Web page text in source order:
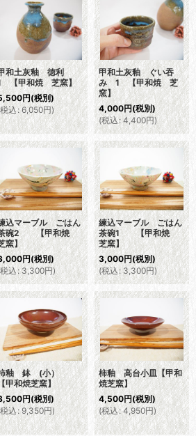
和土灰釉 徳利
【甲和焼 芝窯】
円(税別)
税込: 6,050円)
甲和土灰釉 ぐい吞
み 1 【甲和焼 芝
窯】
4,000円(税別)
(税込: 4,400円)
込マーブル ごはん
碗2 【甲和焼
窯】
円(税別)
税込: 3,300円)
練込マーブル ごはん
茶碗1 【甲和焼
芝窯】
3,000円(税別)
(税込: 3,300円)
釉 鉢 (小）
甲和焼芝窯】
円(税別)
税込: 9,350円)
柿釉 高台小皿【甲和
焼芝窯】
4,500円(税別)
(税込: 4,950円)